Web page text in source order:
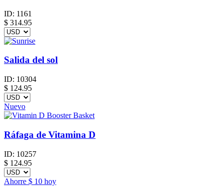
ID: 1161
$ 314.95
Salida del sol
ID: 10304
$ 124.95
Nuevo
Ráfaga de Vitamina D
ID: 10257
$ 124.95
Ahorre $ 10 hoy